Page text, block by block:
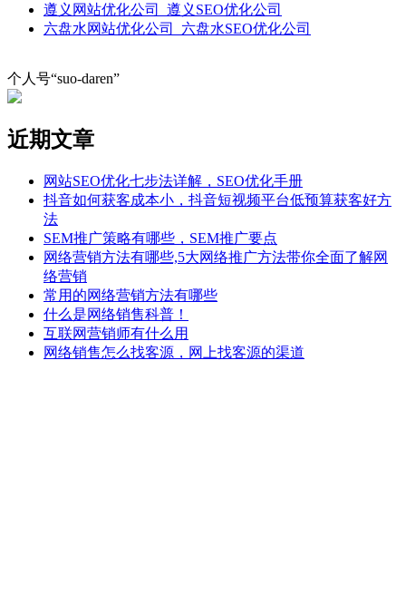
遵义网站优化公司_遵义SEO优化公司
六盘水网站优化公司_六盘水SEO优化公司
个人号“suo-daren”
近期文章
网站SEO优化七步法详解，SEO优化手册
抖音如何获客成本小，抖音短视频平台低预算获客好方
法
SEM推广策略有哪些，SEM推广要点
网络营销方法有哪些,5大网络推广方法带你全面了解网
络营销
常用的网络营销方法有哪些
什么是网络销售科普！
互联网营销师有什么用
网络销售怎么找客源，网上找客源的渠道